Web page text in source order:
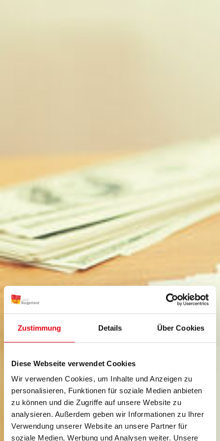
Zustimmung Details Über Cookies
Diese Webseite verwendet Cookies
Wir verwenden Cookies, um Inhalte und Anzeigen zu
personalisieren, Funktionen für soziale Medien anbieten
zu können und die Zugriffe auf unsere Website zu
analysieren. Außerdem geben wir Informationen zu Ihrer
Verwendung unserer Website an unsere Partner für
soziale Medien, Werbung und Analysen weiter. Unsere